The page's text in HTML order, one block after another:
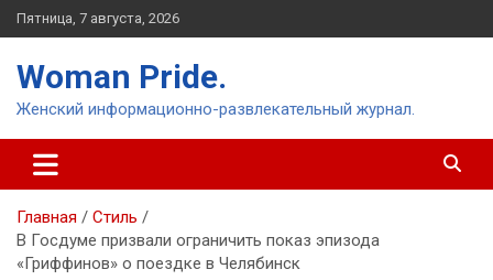
Перейти
к
Пятница, 7 августа, 2026
Woman Pride.
Женский информационно-развлекательный журнал.
Главная
Стиль
В Госдуме призвали ограничить показ эпизода
«Гриффинов» о поездке в Челябинск